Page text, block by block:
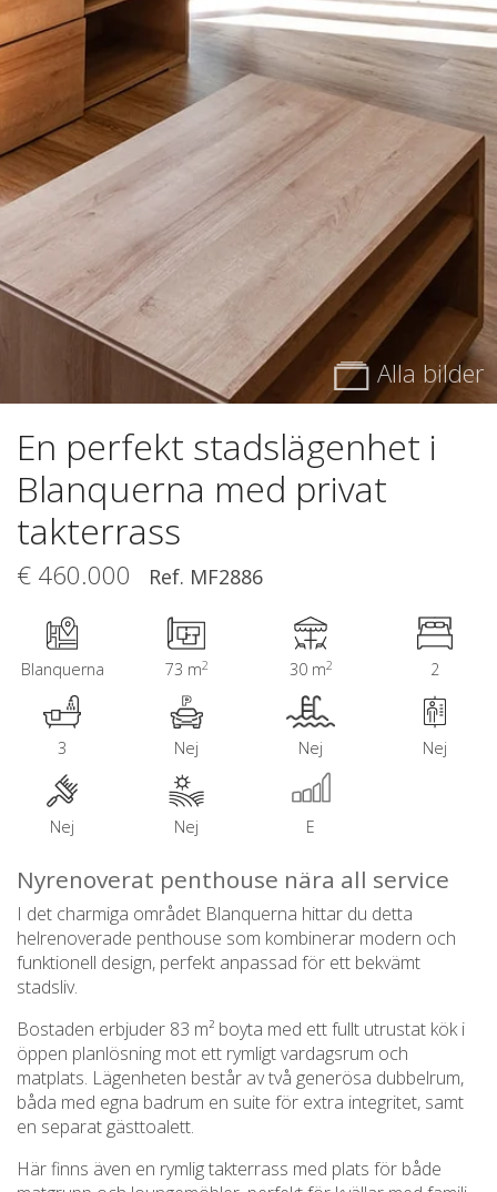
Alla bilder
En perfekt stadslägenhet i
Blanquerna med privat
takterrass
€ 460.000 Ref. MF2886
Blanquerna 73 m2 30 m2 2
3 Nej Nej Nej
Nej Nej E
Nyrenoverat penthouse nära all service
I det charmiga området Blanquerna hittar du detta
helrenoverade penthouse som kombinerar modern och
funktionell design, perfekt anpassad för ett bekvämt
stadsliv.
Bostaden erbjuder 83 m² boyta med ett fullt utrustat kök i
öppen planlösning mot ett rymligt vardagsrum och
matplats. Lägenheten består av två generösa dubbelrum,
båda med egna badrum en suite för extra integritet, samt
en separat gästtoalett.
Här finns även en rymlig takterrass med plats för både